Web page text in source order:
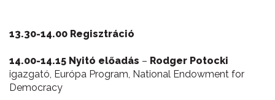
13.30-14.00 Regisztráció
14.00-14.15 Nyitó előadás – Rodger Potocki
igazgató, Európa Program, National Endowment for
Democracy